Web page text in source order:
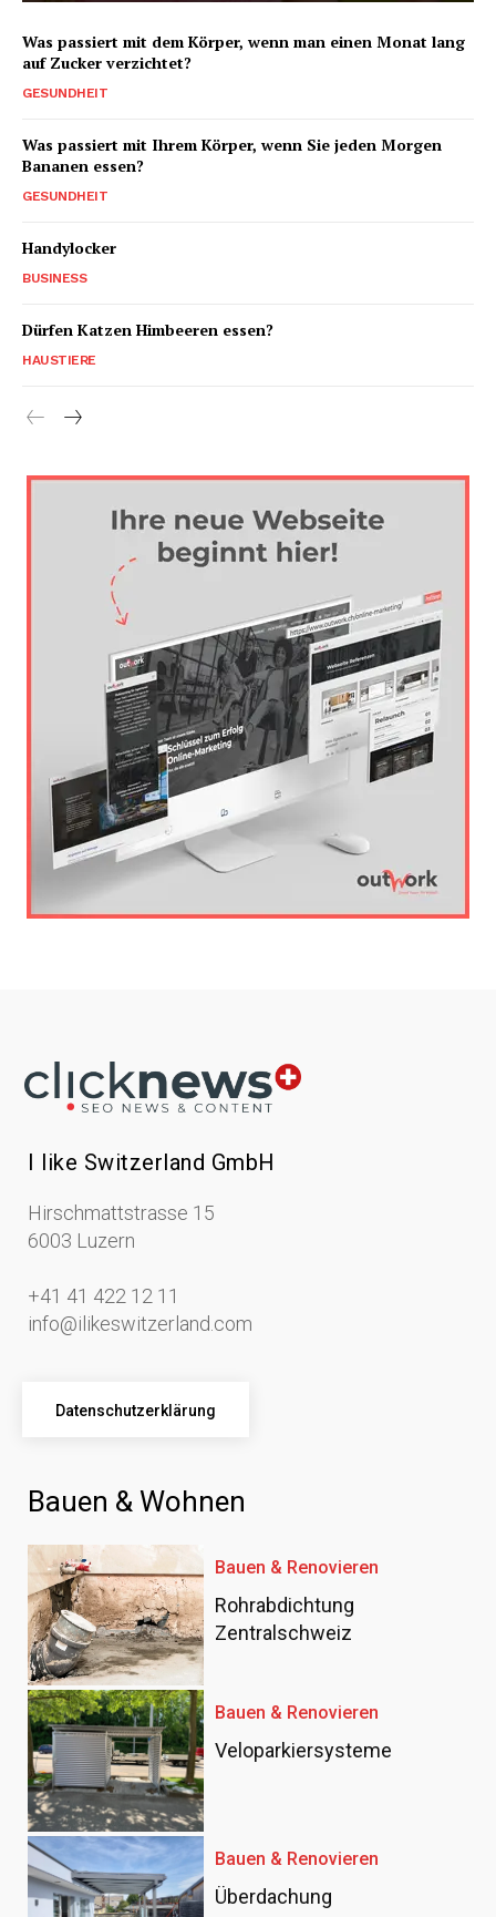
Was passiert mit dem Körper, wenn man einen Monat lang
auf Zucker verzichtet?
GESUNDHEIT
Was passiert mit Ihrem Körper, wenn Sie jeden Morgen
Bananen essen?
GESUNDHEIT
Handylocker
BUSINESS
Dürfen Katzen Himbeeren essen?
HAUSTIERE
I like Switzerland GmbH
Hirschmattstrasse 15
6003 Luzern
+41 41 422 12 11
info@ilikeswitzerland.com
Datenschutzerklärung
Bauen & Wohnen
Bauen & Renovieren
Rohrabdichtung
Zentralschweiz
Bauen & Renovieren
Veloparkiersysteme
Bauen & Renovieren
Überdachung